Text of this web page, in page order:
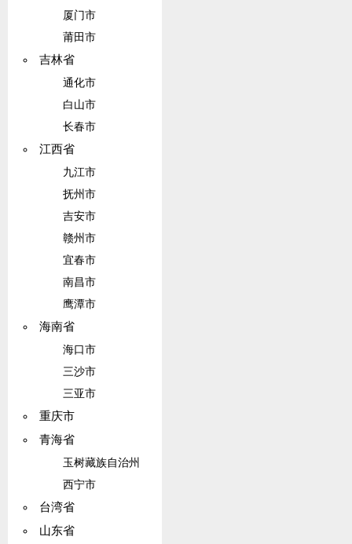
厦门市
莆田市
吉林省
通化市
白山市
长春市
江西省
九江市
抚州市
吉安市
赣州市
宜春市
南昌市
鹰潭市
海南省
海口市
三沙市
三亚市
重庆市
青海省
玉树藏族自治州
西宁市
台湾省
山东省